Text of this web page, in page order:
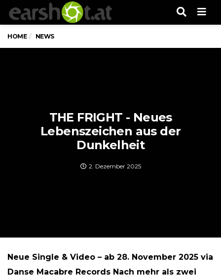
HOME NEWS
THE FRIGHT - Neues
Lebenszeichen aus der
Dunkelheit
2. Dezember 2025
Neue Single & Video – ab 28. November 2025 via
Danse Macabre Records Nach mehr als zwei